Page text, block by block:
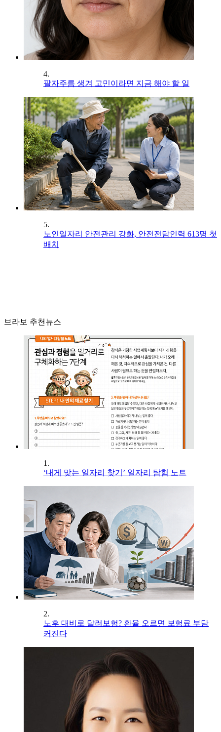
4.
팔자주름 생겨 고민이라면 지금 해야 할 일
5.
노인일자리 안전관리 강화, 안전전담인력 613명 첫
배치
브라보 추천뉴스
1.
‘내게 맞는 일자리 찾기’ 일자리 탐험 노트
2.
노후 대비로 달러보험? 환율 오르면 보험료 부담
커진다